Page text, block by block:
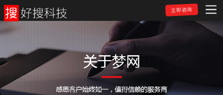
立即咨询